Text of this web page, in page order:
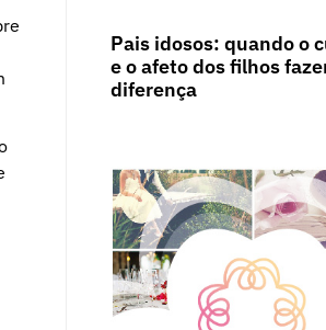
Pais idosos: quando o
e o afeto dos filhos
diferença